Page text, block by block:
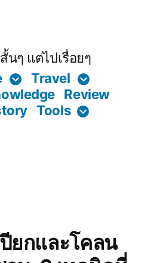
นๆ แต่ไปเรื่อยๆ
Travel
Review
Tools
ยกและโคลน